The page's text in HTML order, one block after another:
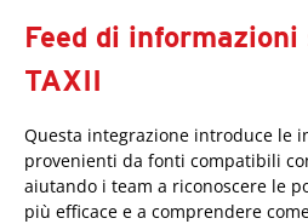
Feed di
TAXII
Questa integrazione introduce le
provenienti da fonti compatibili
aiutando i team a riconoscere le
più efficace e a comprendere